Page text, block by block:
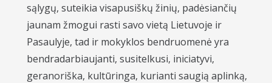
sąlygų, suteikia visapusiškų žinių, padėsiančių
jaunam žmogui rasti savo vietą Lietuvoje ir
Pasaulyje, tad ir mokyklos bendruomenė yra
bendradarbiaujanti, susitelkusi, iniciatyvi,
geranoriška, kultūringa, kurianti saugią aplinką,